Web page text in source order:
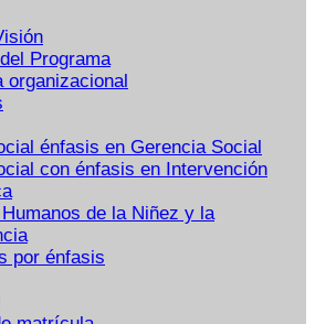
Programa
organizacional
énfasis en Gerencia Social
con énfasis en Intervención
de la Niñez y la
por énfasis